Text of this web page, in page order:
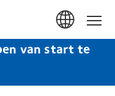
van start te